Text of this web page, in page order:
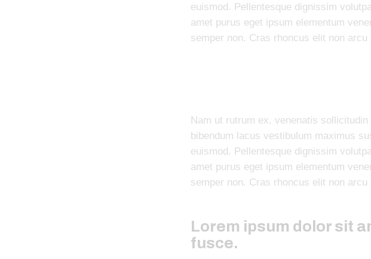
euismod. Pellentesque dignissim
amet purus eget ipsum elementum
semper non. Cras rhoncus elit non arcu
Nam ut rutrum ex, venenatis
bibendum lacus vestibulum maximus
euismod. Pellentesque dignissim
amet purus eget ipsum elementum
semper non. Cras rhoncus elit non arcu
Lorem ipsum dolor sit
fusce.